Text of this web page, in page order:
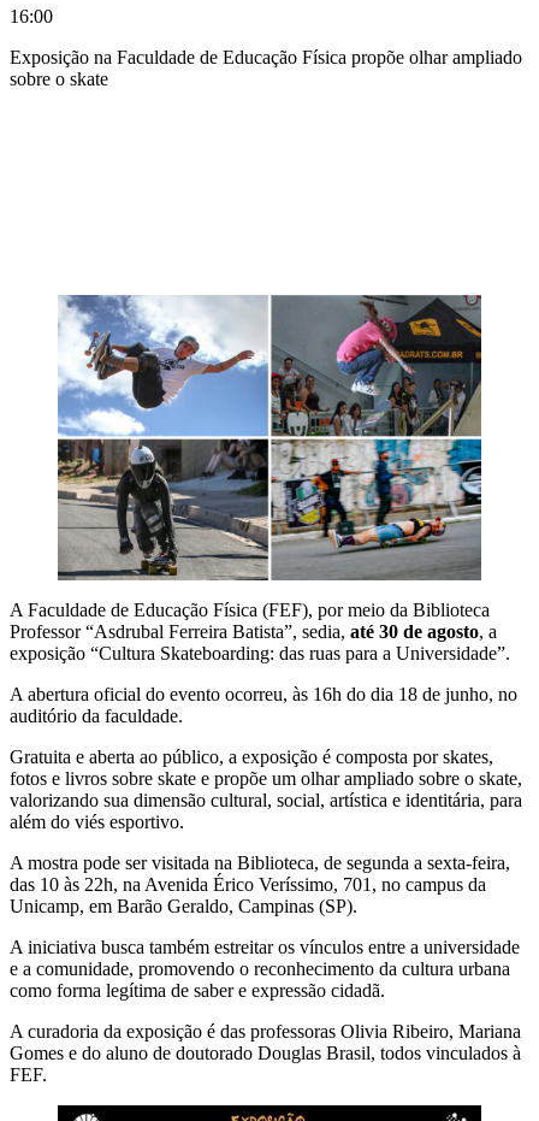
16:00
Exposição na Faculdade de Educação Física propõe olhar ampliado
sobre o skate
A Faculdade de Educação Física (FEF), por meio da Biblioteca
Professor “Asdrubal Ferreira Batista”, sedia, até 30 de agosto, a
exposição “Cultura Skateboarding: das ruas para a Universidade”.
A abertura oficial do evento ocorreu, às 16h do dia 18 de junho, no
auditório da faculdade.
Gratuita e aberta ao público, a exposição é composta por skates,
fotos e livros sobre skate e propõe um olhar ampliado sobre o skate,
valorizando sua dimensão cultural, social, artística e identitária, para
além do viés esportivo.
A mostra pode ser visitada na Biblioteca, de segunda a sexta-feira,
das 10 às 22h, na Avenida Érico Veríssimo, 701, no campus da
Unicamp, em Barão Geraldo, Campinas (SP).
A iniciativa busca também estreitar os vínculos entre a universidade
e a comunidade, promovendo o reconhecimento da cultura urbana
como forma legítima de saber e expressão cidadã.
A curadoria da exposição é das professoras Olivia Ribeiro, Mariana
Gomes e do aluno de doutorado Douglas Brasil, todos vinculados à
FEF.